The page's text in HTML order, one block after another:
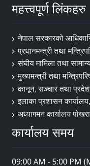
महत्त्वपूर्ण लिंकहरु
नेपाल सरकारको
प्रधानमन्त्री तथा
संघीय मामिला तथा
मुख्यमन्त्री तथा
कानून, सञ्चार तथा
इलाका प्रशासन
अध्यागमन कार्यालय पोखरा
कार्यालय समय
09:00 AM - 5:00 PM